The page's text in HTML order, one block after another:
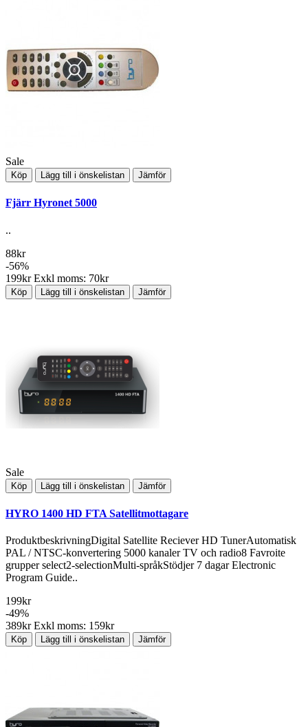
Sale
Köp Lägg till i önskelistan Jämför
Fjärr Hyronet 5000
..
88kr
-56%
199kr Exkl moms: 70kr
Köp Lägg till i önskelistan Jämför
Sale
Köp Lägg till i önskelistan Jämför
HYRO 1400 HD FTA Satellitmottagare
ProduktbeskrivningDigital Satellite Reciever HD TunerAutomatisk
PAL / NTSC-konvertering 5000 kanaler TV och radio8 Favroite
grupper select2-selectionMulti-språkStödjer 7 dagar Electronic
Program Guide..
199kr
-49%
389kr Exkl moms: 159kr
Köp Lägg till i önskelistan Jämför